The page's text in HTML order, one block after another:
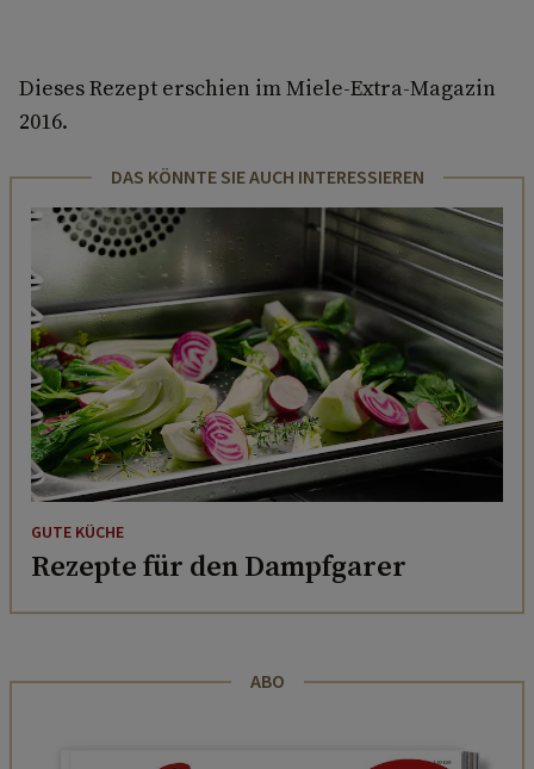
Dieses Rezept erschien im Miele-Extra-Magazin
2016.
DAS KÖNNTE SIE AUCH INTERESSIEREN
GUTE KÜCHE
Rezepte für den Dampfgarer
ABO